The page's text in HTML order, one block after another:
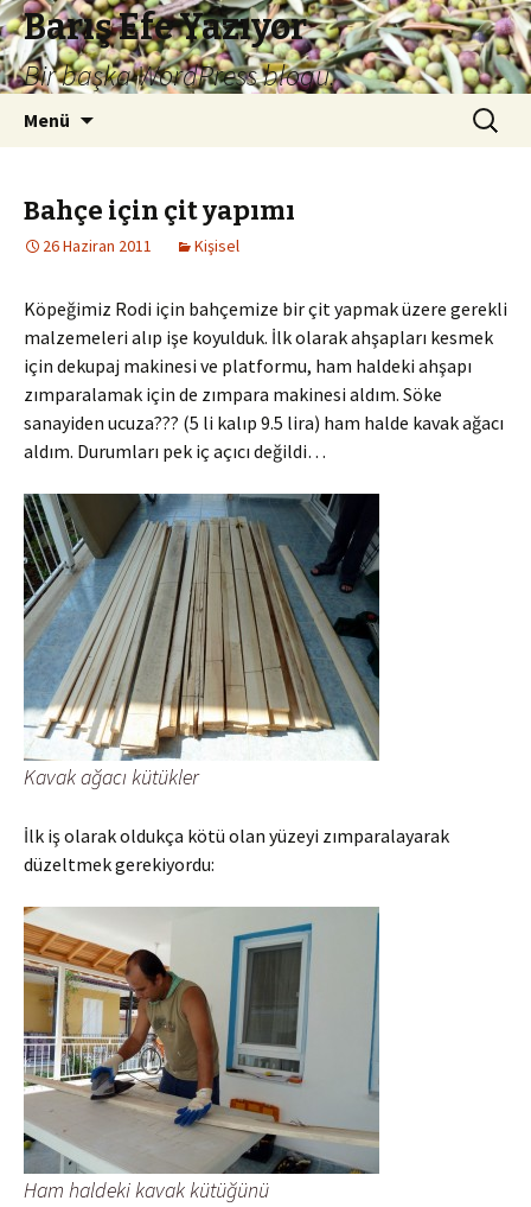
Barış Efe Yazıyor
Bir başka WordPress blogu.
Menü Arama:
Bahçe için çit yapımı
26 Haziran 2011 Kişisel
Köpeğimiz Rodi için bahçemize bir çit yapmak üzere gerekli
malzemeleri alıp işe koyulduk. İlk olarak ahşapları kesmek
için dekupaj makinesi ve platformu, ham haldeki ahşapı
zımparalamak için de zımpara makinesi aldım. Söke
sanayiden ucuza??? (5 li kalıp 9.5 lira) ham halde kavak ağacı
aldım. Durumları pek iç açıcı değildi…
Kavak ağacı kütükler
İlk iş olarak oldukça kötü olan yüzeyi zımparalayarak
düzeltmek gerekiyordu:
Ham haldeki kavak kütüğünü